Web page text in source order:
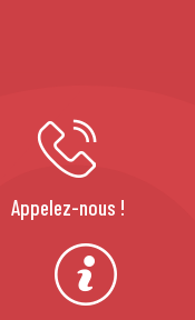
Appelez-nous !